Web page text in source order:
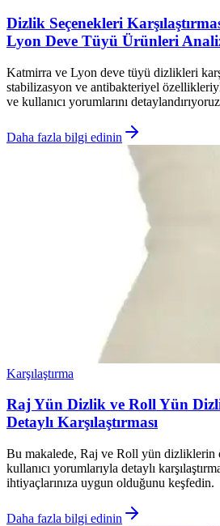
Dizlik Seçenekleri
Lyon Deve Tüyü Ürünleri
Katmirra ve Lyon deve tüyü dizlikleri
stabilizasyon ve antibakteriyel
ve kullanıcı yorumlarını
Daha fazla bilgi edinin
Karşılaştırma
Raj Yün Dizlik ve Roll Yün
Detaylı Karşılaştırması
Bu makalede, Raj ve Roll yün dizliklerin
kullanıcı yorumlarıyla detaylı
ihtiyaçlarınıza uygun olduğunu keşfedin.
Daha fazla bilgi edinin